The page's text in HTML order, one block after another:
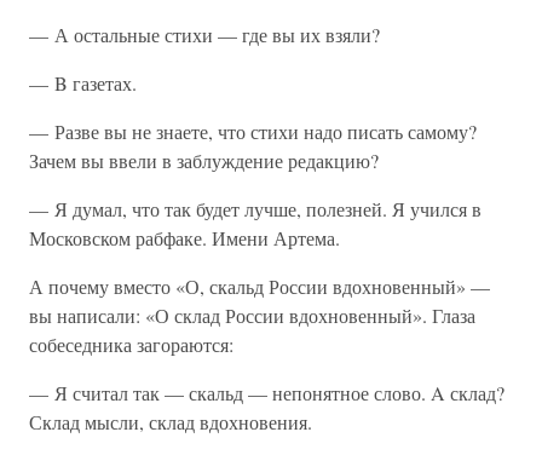
— А остальные стихи — где вы их взяли?
— B газетах.
— Разве вы не знаете, что стихи надо писать самому?
Зачем вы ввели в заблуждение редакцию?
— Я думал, что так будет лучше, полезней. Я учился в
Московском рабфаке. Имени Артема.
А почему вместо «О, скальд России вдохновенный» —
вы написали: «О склад России вдохновенный». Глаза
собеседника загораются:
— Я считал так — скальд — непонятное слово. A склад?
Склад мысли, склад вдохновения.